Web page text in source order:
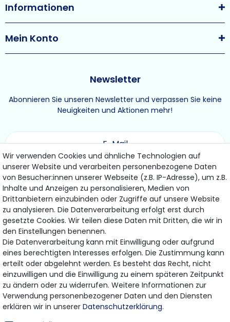
Newsletter
Abonnieren Sie unseren Newsletter und verpassen Sie keine
Neuigkeiten und Aktionen mehr!
ABONNIEREN
Hiermit bestätige ich, dass ich die Daten­schutz­erklärunggelesen habe.
Meine Einwilligung kann ich jederzeit widerrufen.
Informationen
Mein Konto
Bezahlung & Versand
Wir bieten Ihnen viele Möglichkeiten einer sicheren
Bezahlung.
Wir verwenden Cookies und ähnliche Technologien auf
unserer Website und verarbeiten personenbezogene Daten
von Besucher:innen unserer Webseite (z.B. IP-Adresse), um z.B.
Inhalte und Anzeigen zu personalisieren, Medien von
Drittanbietern einzubinden oder Zugriffe auf unsere Website
zu analysieren. Die Datenverarbeitung erfolgt erst durch
gesetzte Cookies. Wir teilen diese Daten mit Dritten, die wir in
den Einstellungen benennen.
Die Datenverarbeitung kann mit Einwilligung oder aufgrund
eines berechtigten Interesses erfolgen. Die Zustimmung kann
erteilt oder abgelehnt werden. Es besteht das Recht, nicht
einzuwilligen und die Einwilligung zu einem späteren Zeitpunkt
zu ändern oder zu widerrufen. Weitere Informationen zur
Verwendung personenbezogener Daten und den Diensten
erklären wir in unserer Daten­schutz­erklärung.